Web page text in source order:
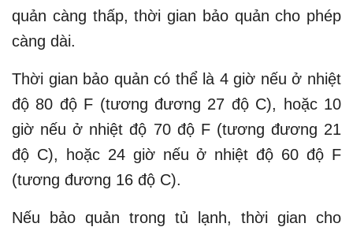
quản càng thấp, thời gian bảo quản cho phép
càng dài.
Thời gian bảo quản có thể là 4 giờ nếu ở nhiệt
độ 80 độ F (tương đương 27 độ C), hoặc 10
giờ nếu ở nhiệt độ 70 độ F (tương đương 21
độ C), hoặc 24 giờ nếu ở nhiệt độ 60 độ F
(tương đương 16 độ C).
Nếu bảo quản trong tủ lạnh, thời gian cho